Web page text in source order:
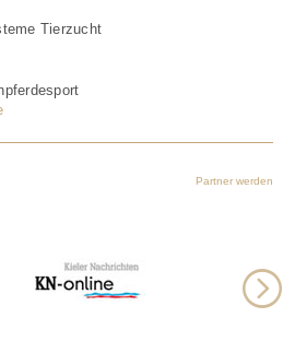
Tierzucht
Partner werden